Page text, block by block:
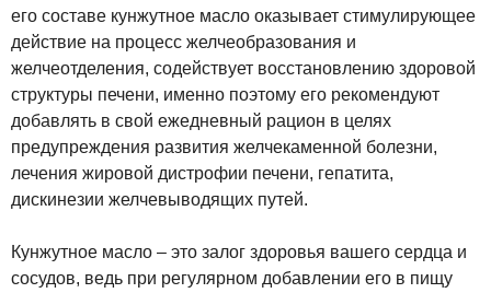
его составе кунжутное масло оказывает стимулирующее
действие на процесс желчеобразования и
желчеотделения, содействует восстановлению здоровой
структуры печени, именно поэтому его рекомендуют
добавлять в свой ежедневный рацион в целях
предупреждения развития желчекаменной болезни,
лечения жировой дистрофии печени, гепатита,
дискинезии желчевыводящих путей.
Кунжутное масло – это залог здоровья вашего сердца и
сосудов, ведь при регулярном добавлении его в пищу